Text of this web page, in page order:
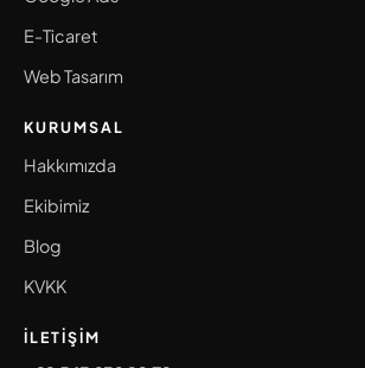
E-Ticaret
Web Tasarım
KURUMSAL
Hakkımızda
Ekibimiz
Blog
KVKK
İLETIŞIM